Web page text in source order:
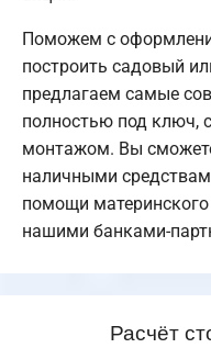
Поможем с
построить садовый
предлагаем самые
полностью под ключ,
монтажом. Вы
наличными
помощи
нашими банками-
Расчёт